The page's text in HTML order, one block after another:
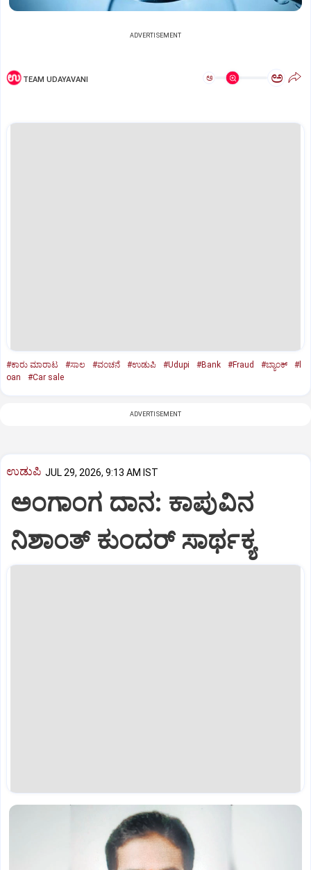
ADVERTISEMENT
TEAM UDAYAVANI ಅ ಅ
#ಕಾರು ಮಾರಾಟ #ಸಾಲ #ವಂಚನೆ #ಉಡುಪಿ #Udupi #Bank #Fraud #ಬ್ಯಾಂಕ್‌
#l
oan
#Car sale
ADVERTISEMENT
ಉಡುಪಿ JUL 29, 2026, 9:13 AM IST
ಅಂಗಾಂಗ ದಾನ: ಕಾಪುವಿನ
ನಿಶಾಂತ್‌ ಕುಂದರ್‌ ಸಾರ್ಥಕ್ಯ